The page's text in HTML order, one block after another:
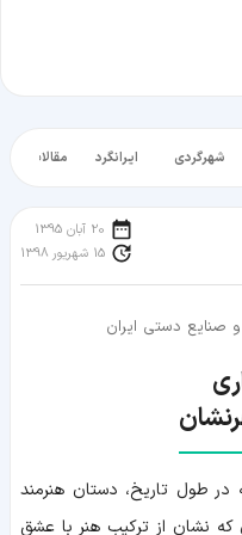
شهرگردی ایرانگرد مقالات
20 آبان 1395
15 شهریور 1398
صنایع دستی ایران
در طول تاریخ، دستان هنرمند
که نشان از ترکیب هنر با عشق